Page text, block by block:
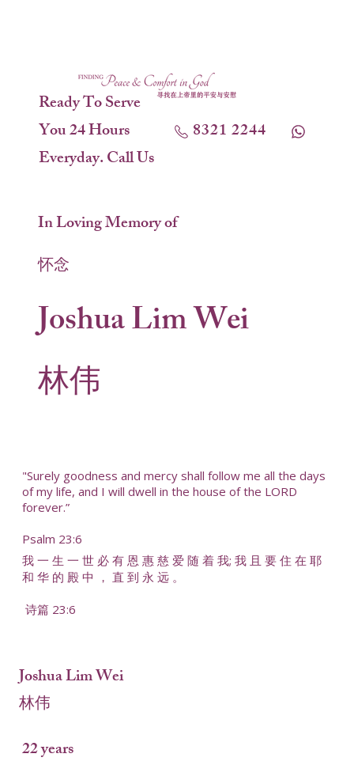
Ready To Serve
You 24 Hours
Everyday. Call Us
8321 2244
In Loving Memory of
怀念
Joshua Lim Wei
林伟
"Surely goodness and mercy shall follow me all the days
of my life, and I will dwell in the house of the LORD
forever.”
Psalm 23:6
我 一 生 一 世 必 有 恩 惠 慈 爱 随 着 我; 我 且 要 住 在 耶
和 华 的 殿 中 ， 直 到 永 远 。
诗篇 23:6
Joshua Lim Wei
林伟
22 years